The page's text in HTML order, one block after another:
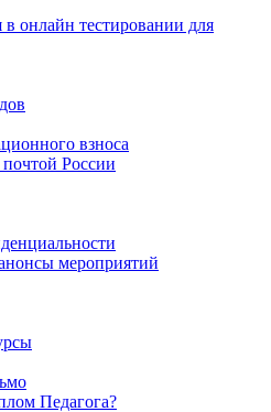
в онлайн тестировании для
взноса
почтой России
мероприятий
Педагога?